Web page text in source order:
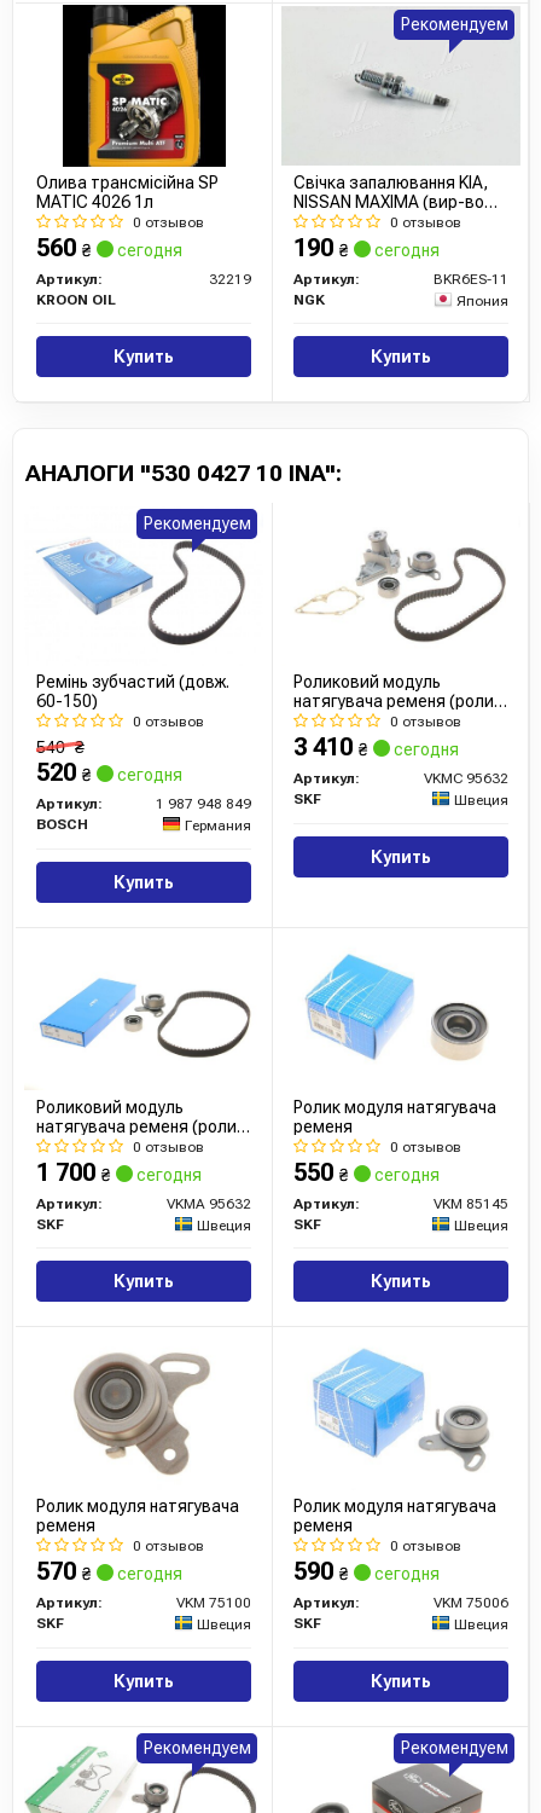
Олива трансмісійна SP
MATIC 4026 1л
0 отзывов
560 ₴ сегодня
Артикул:
32219
KROON OIL
Купить
Свічка запалювання KIA,
NISSAN MAXIMA (вир-во
NGK)
0 отзывов
190 ₴ сегодня
Артикул:
BKR6ES-11
NGK
Япония
Купить
Рекомендуем
АНАЛОГИ "530 0427 10 INA":
Ремінь зубчастий (довж.
60-150)
0 отзывов
540₴
520 ₴ сегодня
Артикул:
1 987 948 849
BOSCH
Германия
Купить
Рекомендуем
Роликовий модуль
натягувача ременя (ролик,
ремінь, помпа)0 отзывов
3 410 ₴ сегодня
Артикул:
VKMC 95632
SKF
Швеция
Купить
Роликовий модуль
натягувача ременя (ролик,
ремінь)
0 отзывов
1 700 ₴ сегодня
Артикул:
VKMA 95632
SKF
Швеция
Купить
Ролик модуля натягувача
ременя
0 отзывов
550 ₴ сегодня
Артикул:
VKM 85145
SKF
Швеция
Купить
Ролик модуля натягувача
ременя
0 отзывов
570 ₴ сегодня
Артикул:
VKM 75100
SKF
Швеция
Купить
Ролик модуля натягувача
ременя
0 отзывов
590 ₴ сегодня
Артикул:
VKM 75006
SKF
Швеция
Купить
Рекомендуем Рекомендуем